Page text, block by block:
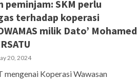
peminjam: SKM perlu
terhadap koperasi
milik Dato’ Mohamed
20, 2024
mengenai Koperasi Wawasan